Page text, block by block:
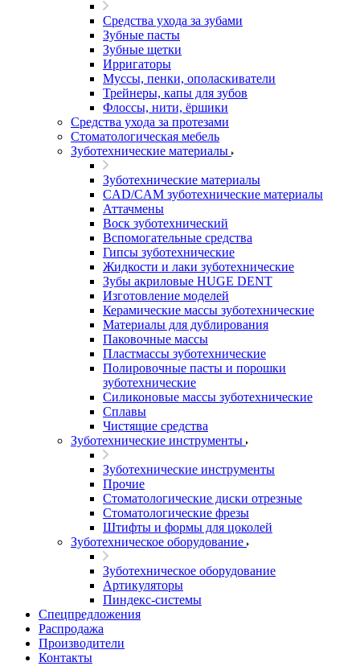
Средства ухода за зубами
Зубные пасты
Зубные щетки
Ирригаторы
Муссы, пенки, ополаскиватели
Трейнеры, капы для зубов
Флоссы, нити, ёршики
Средства ухода за протезами
Стоматологическая мебель
Зуботехнические материалы
Зуботехнические материалы
CAD/CAM зуботехнические материалы
Аттачмены
Воск зуботехнический
Вспомогательные средства
Гипсы зуботехнические
Жидкости и лаки зуботехнические
Зубы акриловые HUGE DENT
Изготовление моделей
Керамические массы зуботехнические
Материалы для дублирования
Паковочные массы
Пластмассы зуботехнические
Полировочные пасты и порошки
зуботехнические
Силиконовые массы зуботехнические
Сплавы
Чистящие средства
Зуботехнические инструменты
Зуботехнические инструменты
Прочие
Стоматологические диски отрезные
Стоматологические фрезы
Штифты и формы для цоколей
Зуботехническое оборудование
Зуботехническое оборудование
Артикуляторы
Пиндекс-системы
Спецпредложения
Распродажа
Производители
Контакты